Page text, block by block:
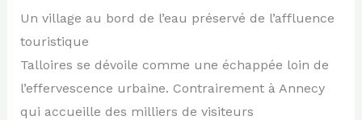
Un village au bord de l’eau préservé de l’affluence
touristique
Talloires se dévoile comme une échappée loin de
l’effervescence urbaine. Contrairement à Annecy
qui accueille des milliers de visiteurs